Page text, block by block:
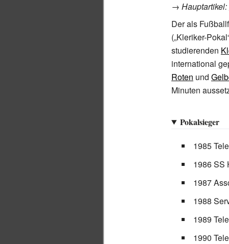
→ Hauptartikel:
Der als
(„Kleriker-
studierenden
international
Roten und
Minuten
Pokalsieger
1985
1986 SS
1987
1988
1989
1990